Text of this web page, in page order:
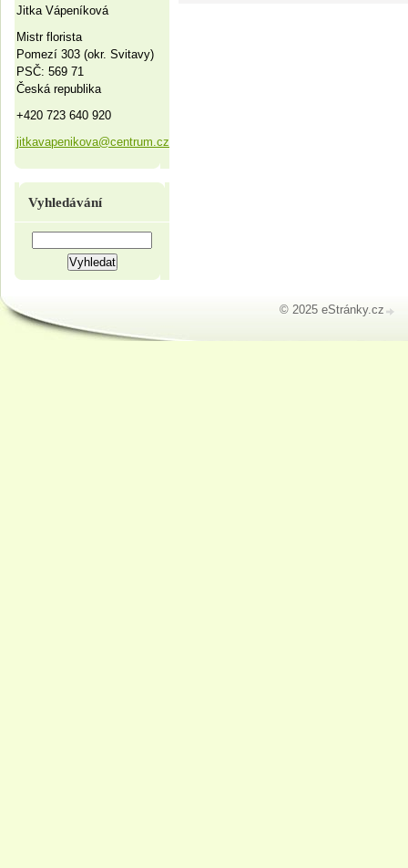
Jitka Vápeníková
Mistr florista
Pomezí 303 (okr. Svitavy)
PSČ: 569 71
Česká republika
+420 723 640 920
jitkavapenikova@centrum.cz
Vyhledávání
© 2025 eStránky.cz